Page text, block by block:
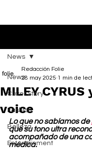
News
Cover Story
Fashion
Belleza
Entertainment
News
MILEY CYRUS
voice
Redacción Folie
28 may 2025 1 min de
Lo que no sabíamos de
que su tono ultra
acompañado de una
médica.